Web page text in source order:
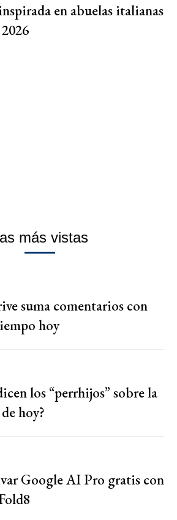
en abuelas italianas
más vistas
suma comentarios con
hoy
los “perrhijos” sobre la
hoy?
Google AI Pro gratis con